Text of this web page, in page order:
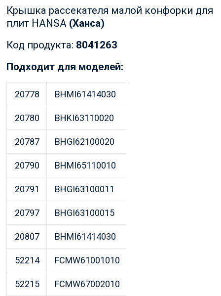
Крышка рассекателя малой конфорки для
плит HANSA (Ханса)
Код продукта: 8041263
Подходит для моделей:
20778 BHMI61414030
20780 BHKI63110020
20787 BHGI62100020
20790 BHMI65110010
20791 BHGI63100011
20797 BHGI63100015
20807 BHMI61414030
52214 FCMW61001010
52215 FCMW67002010